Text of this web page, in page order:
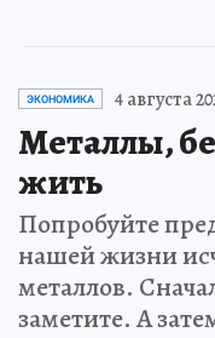
ЭКОНОМИКА 4 августа
Металлы,
жить
Попробуйте
нашей жизни
металлов.
заметите. А